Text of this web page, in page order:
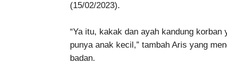
(15/02/2023).
“Ya itu, kakak dan ayah kandung
punya anak kecil,” tambah Aris yang
badan.